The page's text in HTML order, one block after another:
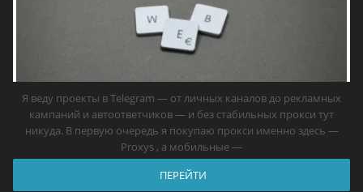
Я веду проекты в Telegram — от личных каналов до рекламных
кампаний и автоответчиков — и без стабильных прокси тут
никуда. В первую очередь я покупаю прокси именно здесь —
Proxys , а мобильные —
ПЕРЕЙТИ